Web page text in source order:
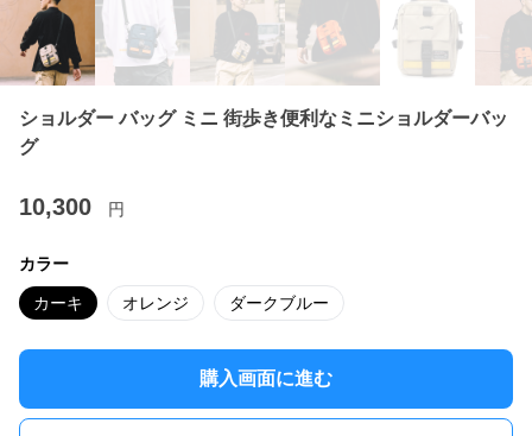
ショルダー バッグ ミニ 街歩き便利なミニショルダーバッ
グ
10,300 円
カラー
カーキ オレンジ ダークブルー
購入画面に進む